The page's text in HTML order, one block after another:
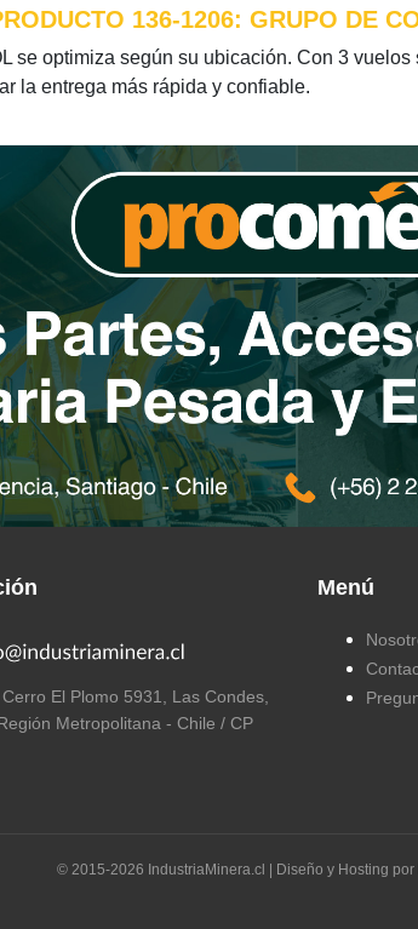
136-1206: GRUPO DE
se optimiza según su ubicación. Con 3
la entrega más rápida y confiable.
Cerro El Plomo 5931, Las Condes,
Metropolitana - Chile / CP
Menú
© 2015-2026 IndustriaMinera.cl | Diseño y Hosting por